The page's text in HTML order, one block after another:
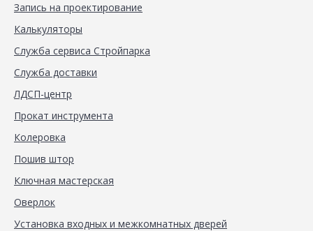
Запись на проектирование
Калькуляторы
Служба сервиса Стройпарка
Служба доставки
ЛДСП-центр
Прокат инструмента
Колеровка
Пошив штор
Ключная мастерская
Оверлок
Установка входных и межкомнатных дверей